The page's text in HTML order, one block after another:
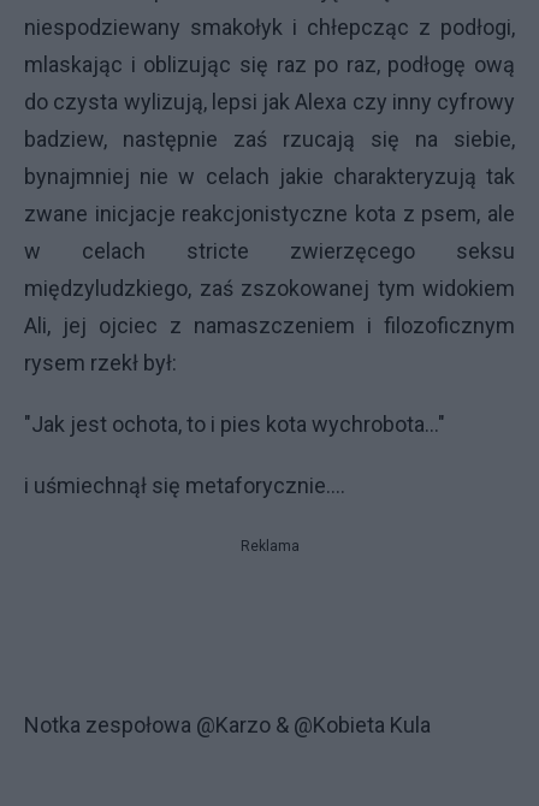
"Jak jest ochota, to i pies kota wychrobota..."
i uśmiechnął się metaforycznie....
Reklama
Notka zespołowa @Karzo & @Kobieta Kula